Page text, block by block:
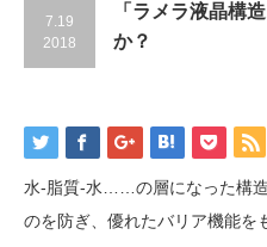
7.19
2018
「ラメラ液晶構
か？
水‐脂質‐水……の層になった構
のを防ぎ、優れたバリア機能を